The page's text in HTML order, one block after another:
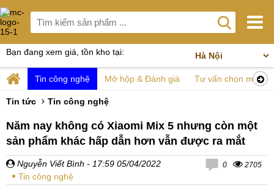
Bạn đang xem giá, tồn kho tại:
Tin công nghệ Mở hộp & Đánh giá Tư vấn chọn mua
Tin tức Tin công nghệ
Năm nay không có Xiaomi Mix 5 nhưng còn một
sản phẩm khác hấp dẫn hơn vẫn được ra mắt
Nguyễn Viết Bình - 17:59 05/04/2022
Tin công nghệ
0 2705